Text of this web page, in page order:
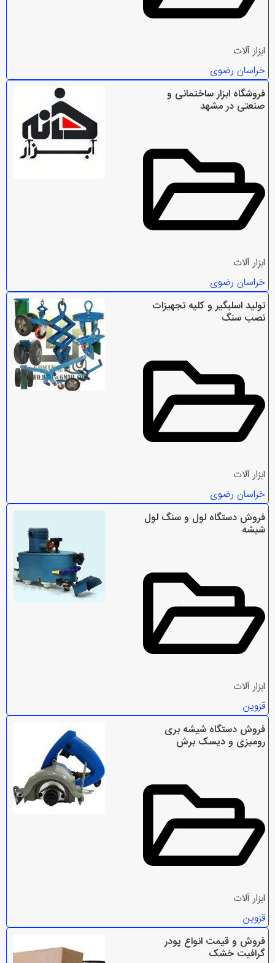
ابزار آلات
خراسان رضوی
فروشگاه ابزار ساختمانی و
صنعتی در مشهد
ابزار آلات
خراسان رضوی
تولید اسلبگیر و کلیه تجهیزات
نصب سنگ
ابزار آلات
خراسان رضوی
فروش دستگاه لول و سنگ لول
شیشه
ابزار آلات
قزوین
فروش دستگاه شیشه بری
رومیزی و دیسک برش
ابزار آلات
قزوین
فروش و قیمت انواع پودر
گرافیت خشک